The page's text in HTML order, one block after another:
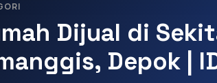
Dijual di
Depok |